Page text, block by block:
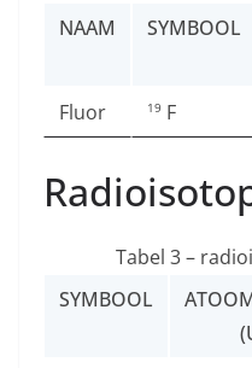
NAAM
SYMBOOL
Fluor
19 F
Tabel 3 –
SYMBOOL